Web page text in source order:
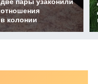
отношения
в колонии